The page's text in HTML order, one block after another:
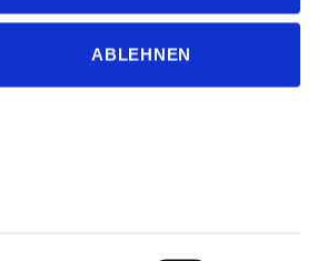
ABLEHNEN